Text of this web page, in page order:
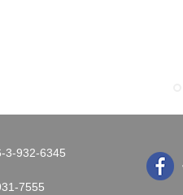
3-932-6345
7555